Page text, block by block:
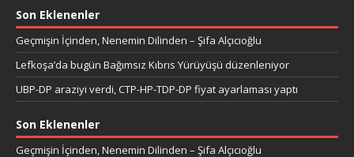
Son Eklenenler
Geçmişin İçinden, Nenemin Dilinden – Şifa Alçıcıoğlu
Lefkoşa’da bugün Bağımsız Kıbrıs Yürüyüşü düzenleniyor
UBP-DP araziyi verdi, CTP-HP-TDP-DP fiyat ayarlaması yaptı
Son Eklenenler
Geçmişin İçinden, Nenemin Dilinden – Şifa Alçıcıoğlu